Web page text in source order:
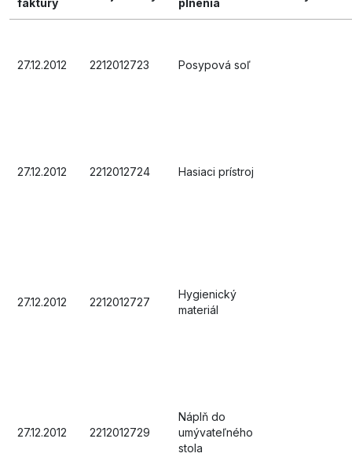
faktúry
plnenia
27.12.2012 2212012723 Posypová soľ
27.12.2012 2212012724 Hasiaci prístroj
27.12.2012 2212012727
Hygienický
materiál
27.12.2012 2212012729
Náplň do
umývateľného
stola